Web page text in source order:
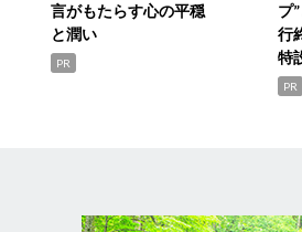
言がもたらす心の平穏
と潤い
PR
プ
行
特
PR